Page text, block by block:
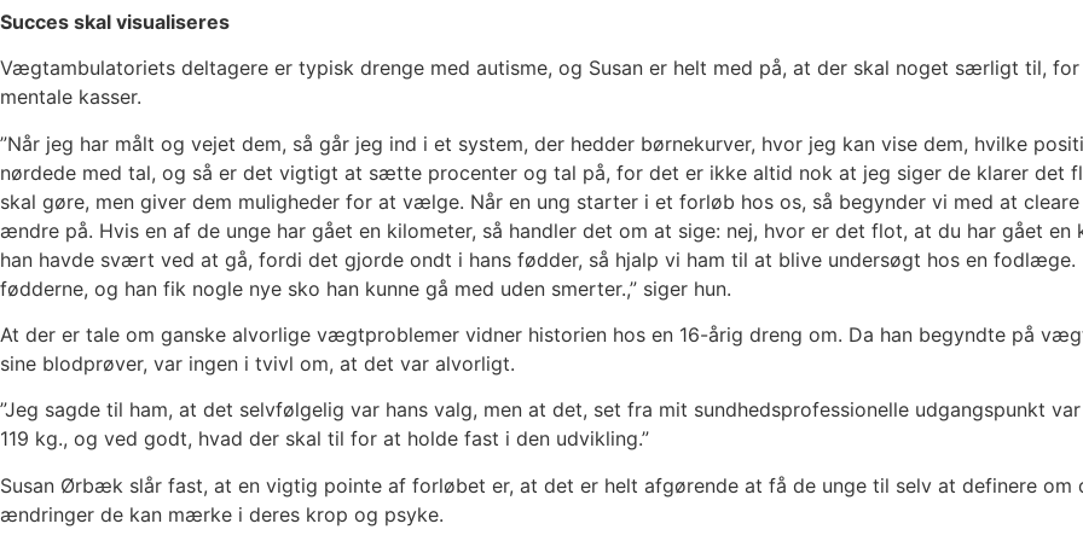
Succes skal visualiseres
Vægtambulatoriets deltagere er typisk drenge med autisme, og Susan er helt med på, at der skal noget særligt til,
mentale kasser.
”Når jeg har målt og vejet dem, så går jeg ind i et system, der hedder børnekurver, hvor jeg kan vise dem, hvilke
nørdede med tal, og så er det vigtigt at sætte procenter og tal på, for det er ikke altid nok at jeg siger de klarer
skal gøre, men giver dem muligheder for at vælge. Når en ung starter i et forløb hos os, så begynder vi med at
ændre på. Hvis en af de unge har gået en kilometer, så handler det om at sige: nej, hvor er det flot, at du har gået
han havde svært ved at gå, fordi det gjorde ondt i hans fødder, så hjalp vi ham til at blive undersøgt hos en
fødderne, og han fik nogle nye sko han kunne gå med uden smerter.,” siger hun.
At der er tale om ganske alvorlige vægtproblemer vidner historien hos en 16-årig dreng om. Da han begyndte på
sine blodprøver, var ingen i tvivl om, at det var alvorligt.
”Jeg sagde til ham, at det selvfølgelig var hans valg, men at det, set fra mit sundhedsprofessionelle udgangspunkt
119 kg., og ved godt, hvad der skal til for at holde fast i den udvikling.”
Susan Ørbæk slår fast, at en vigtig pointe af forløbet er, at det er helt afgørende at få de unge til selv at definere
ændringer de kan mærke i deres krop og psyke.